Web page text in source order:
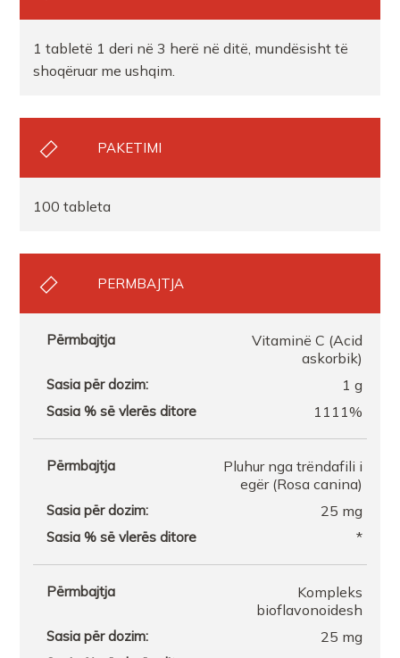
FARMACI REDITR
Farmaci SIDI
Farmaci Dite Nate 100
1 tabletë 1 deri në 3 herë në ditë, mundësisht të
shoqëruar me ushqim.
PAKETIMI
100 tableta
PERMBAJTJA
Vitaminë C (Acid
askorbik)
1 g
1111%
Pluhur nga trëndafili i
egër (Rosa canina)
25 mg
*
Kompleks
bioflavonoidesh
25 mg